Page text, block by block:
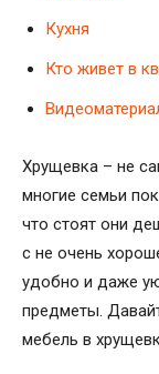
Кухня
Кто живет в
Хрущевка – не
многие семьи
что стоят они
с не очень
удобно и даже
предметы.
мебель в